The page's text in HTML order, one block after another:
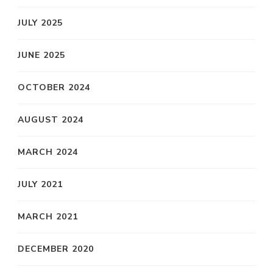
JULY 2025
JUNE 2025
OCTOBER 2024
AUGUST 2024
MARCH 2024
JULY 2021
MARCH 2021
DECEMBER 2020